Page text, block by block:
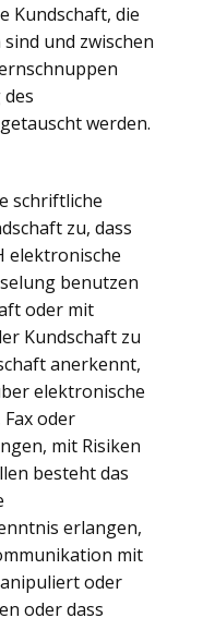
Kundschaft, die
und zwischen
werden.
schriftliche
zu, dass
elektronische
benutzen
oder mit
Kundschaft zu
anerkennt,
elektronische
oder
mit Risiken
besteht das
erlangen,
mit
oder
oder dass